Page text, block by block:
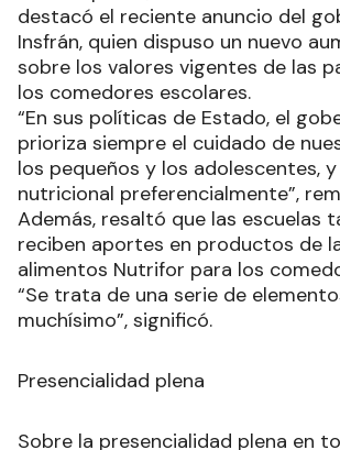
destacó el reciente anuncio del
Insfrán, quien dispuso un nuevo
sobre los valores vigentes de las
los comedores escolares.
“En sus políticas de Estado, el
prioriza siempre el cuidado de
los pequeños y los adolescentes,
nutricional preferencialmente”,
Además, resaltó que las escuelas
reciben aportes en productos de
alimentos Nutrifor para los
“Se trata de una serie de
muchísimo”, significó.
Presencialidad plena
Sobre la presencialidad plena en